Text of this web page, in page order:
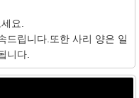
요.
드립니다.또한 사리 양은 일
니다.